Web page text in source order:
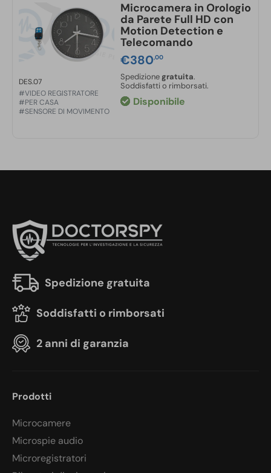
DES.07
#VIDEO REGISTRATORE
#PER CASA
#SENSORE DI MOVIMENTO
Microcamera in Orologio
da Parete Full HD con
Motion Detection e
Telecomando
€380,00
Spedizione gratuita.
Soddisfatti o rimborsati.
Disponibile
Spedizione gratuita
Soddisfatti o rimborsati
2 anni di garanzia
Prodotti
Microcamere
Microspie audio
Microregistratori